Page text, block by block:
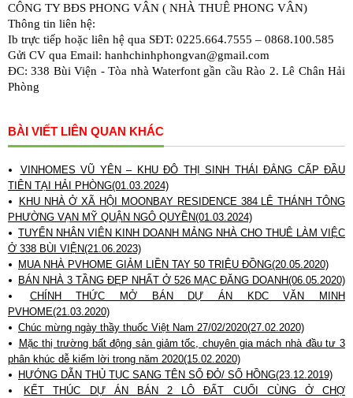
CÔNG TY BĐS PHONG VÂN ( NHÀ THUÊ PHONG VÂN)
Thông tin liên hệ:
Ib trực tiếp hoặc liên hệ qua SĐT: 0225.664.7555 – 0868.100.585
Gửi CV qua Email: hanhchinhphongvan@gmail.com
ĐC: 338 Bùi Viện - Tòa nhà Waterfont gần cầu Rào 2. Lê Chân Hải
Phòng
BÀI VIẾT LIÊN QUAN KHÁC
VINHOMES VŨ YÊN – KHU ĐÔ THỊ SINH THÁI ĐẲNG CẤP ĐẦU
TIÊN TẠI HẢI PHÒNG(01.03.2024)
KHU NHÀ Ở XÃ HỘI MOONBAY RESIDENCE 384 LÊ THÁNH TÔNG
PHƯỜNG VẠN MỸ QUẬN NGÔ QUYỀN(01.03.2024)
TUYỂN NHÂN VIÊN KINH DOANH MẢNG NHÀ CHO THUÊ LÀM VIỆC
Ở 338 BÙI VIỆN(21.06.2023)
MUA NHÀ PVHOME GIẢM LIỀN TAY 50 TRIỆU ĐỒNG(20.05.2020)
BÁN NHÀ 3 TẦNG ĐẸP NHẤT Ở 526 MẠC ĐĂNG DOANH(06.05.2020)
CHÍNH THỨC MỞ BÁN DỰ ÁN KDC VĂN MINH
PVHOME(21.03.2020)
Chúc mừng ngày thầy thuốc Việt Nam 27/02/2020(27.02.2020)
Mặc thị trường bất động sản giảm tốc, chuyên gia mách nhà đầu tư 3
phân khúc dễ kiếm lời trong năm 2020(15.02.2020)
HƯỚNG DẪN THỦ TỤC SANG TÊN SỔ ĐỎ/ SỔ HỒNG(23.12.2019)
KẾT THÚC DỰ ÁN BÁN 2 LÔ ĐẤT CUỐI CÙNG Ở CHỢ